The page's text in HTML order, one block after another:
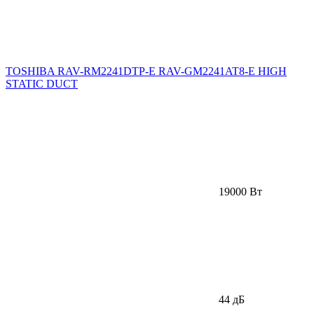
TOSHIBA RAV-RM2241DTP-E RAV-GM2241AT8-E HIGH
STATIC DUCT
19000 Вт
44 дБ